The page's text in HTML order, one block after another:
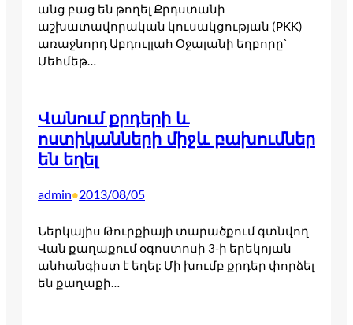
անց բաց են թողել Քրդստանի
աշխատավորական կուսակցության (PKK)
առաջնորդ Աբդուլլահ Օջալանի եղբորը`
Մեհմեթ…
Վանում քրդերի և
ոստիկանների միջև բախումներ
են եղել
admin•2013/08/05
Ներկայիս Թուրքիայի տարածքում գտնվող
Վան քաղաքում օգոստոսի 3-ի երեկոյան
անհանգիստ է եղել: Մի խումբ քրդեր փորձել
են քաղաքի…